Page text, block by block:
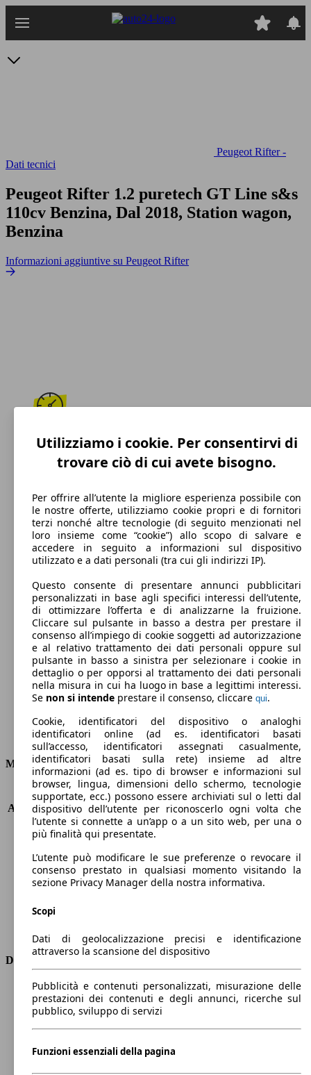
Peugeot Rifter -
Dati tecnici
Peugeot Rifter 1.2 puretech GT Line s&s
110cv Benzina, Dal 2018, Station wagon,
Benzina
Informazioni aggiuntive su Peugeot Rifter
175 km/h
Velocità massima
Benzina
Carburante
125 g/km
Emissioni di CO2 (combinato)*
Consumi
Motore e Prestazioni
KW (PS)
81 kW (110 PS)
Accelerazione (0-100 km/h)
11.5s
Velocità massima (km/h)
175 km/h
Numero di marce
6
Coppia
205 nm
Cilindrata
1199 ccm
Carburante
Benzina
Trasmissione
Dimensioni
Lunghezza
4400 mm
Altezza
1870 mm
Larghezza
Peso massimo
2060 kg
Utilizziamo i cookie. Per consentirvi di
trovare ciò di cui avete bisogno.
Per offrire all’utente la migliore esperienza possibile con
le nostre offerte, utilizziamo cookie propri e di fornitori
terzi nonché altre tecnologie (di seguito menzionati nel
loro insieme come “cookie”) allo scopo di salvare e
accedere in seguito a informazioni sul dispositivo
utilizzato e a dati personali (tra cui gli indirizzi IP).
Questo consente di presentare annunci pubblicitari
personalizzati in base agli specifici interessi dell’utente,
di ottimizzare l’offerta e di analizzarne la fruizione.
Cliccare sul pulsante in basso a destra per prestare il
consenso all’impiego di cookie soggetti ad autorizzazione
e al relativo trattamento dei dati personali oppure sul
pulsante in basso a sinistra per selezionare i cookie in
dettaglio o per opporsi al trattamento dei dati personali
nella misura in cui ha luogo in base a legittimi interessi.
Se non si intende prestare il consenso, cliccare qui.
Cookie, identificatori del dispositivo o analoghi
identificatori online (ad es. identificatori basati
sull’accesso, identificatori assegnati casualmente,
identificatori basati sulla rete) insieme ad altre
informazioni (ad es. tipo di browser e informazioni sul
browser, lingua, dimensioni dello schermo, tecnologie
supportate, ecc.) possono essere archiviati sul o letti dal
dispositivo dell’utente per riconoscerlo ogni volta che
l’utente si connette a un’app o a un sito web, per una o
più finalità qui presentate.
L’utente può modificare le sue preferenze o revocare il
consenso prestato in qualsiasi momento visitando la
sezione Privacy Manager della nostra informativa.
Scopi
Dati di geolocalizzazione precisi e identificazione
attraverso la scansione del dispositivo
Pubblicità e contenuti personalizzati, misurazione delle
prestazioni dei contenuti e degli annunci, ricerche sul
pubblico, sviluppo di servizi
Funzioni essenziali della pagina